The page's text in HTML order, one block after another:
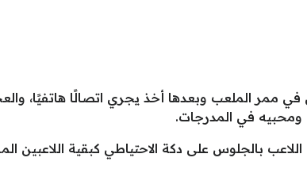
في ممر الملعب وبعدها أخذ يجري اتصالًا هاتفيًا،
ومحبيه في المدرجات.
بالجلوس على دكة الاحتياطي كبقية اللاعبين